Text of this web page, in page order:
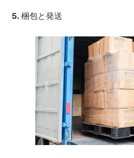
5. 梱包と発送